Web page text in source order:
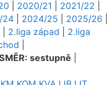
2020/21 2021/22
24 2024/25 2025/26
2.liga západ
2.liga
sestupně